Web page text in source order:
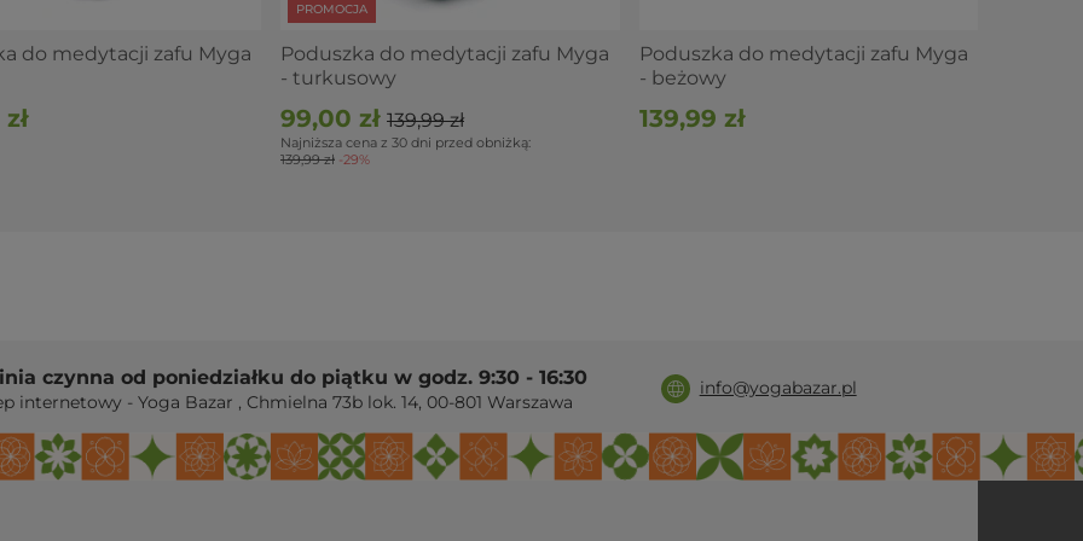
joga w siadzie
prania wypełnienia w pralce
dla wałka.Bolster wałek do jogi Myga
cm rozważ wyższe zafu.Zafu z podwójnym
do medytacji zafu Myga
PROMOCJA
Poduszka do medytacji zafu Myga
- turkusowy
99,00 zł 139,99 zł
Najniższa cena z 30 dni przed obniżką:
139,99 zł -29%
Poduszka do medytacji zafu Myga
- beżowy
139,99 zł
czynna od poniedziałku do piątku w godz. 9:30 - 16:30
internetowy - Yoga Bazar , Chmielna 73b lok. 14, 00-801 Warszawa
info@yogabazar.pl